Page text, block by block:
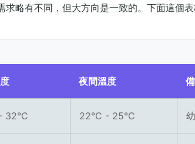
求略有不同，但大方向是一致的。下面這個
夜間溫度
32°C 22°C - 25°C